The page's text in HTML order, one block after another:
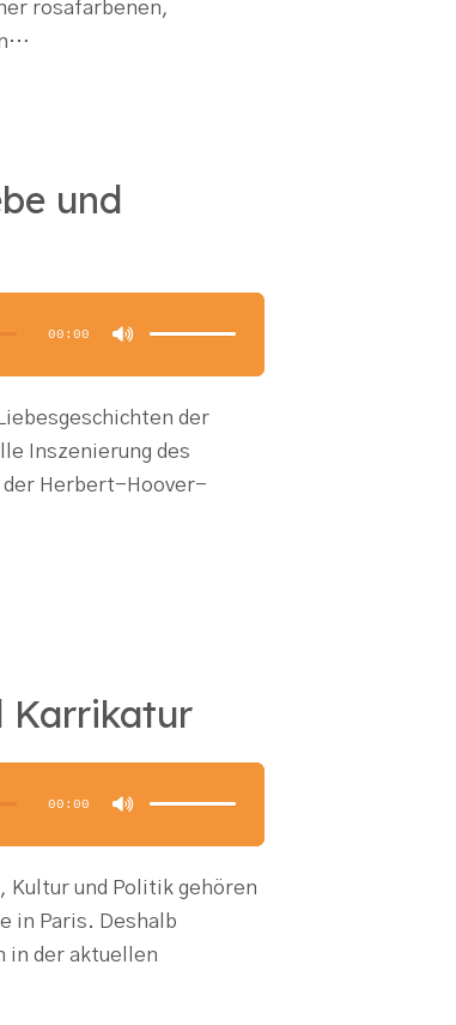
rosafarbenen,
und
00:00
Pfeiltasten
um
zu
der
Inszenierung des
der Herbert-Hoover-
Karrikatur
00:00
Pfeiltasten
um
zu
Kultur und Politik gehören
in Paris. Deshalb
in der aktuellen